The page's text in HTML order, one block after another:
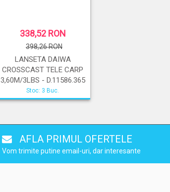
338,52 RON
398,26 RON
LANSETA DAIWA
CROSSCAST TELE CARP
3,60M/3LBS - D.11586.365
Stoc: 3 Buc.
AFLA PRIMUL OFERTELE
Vom trimite putine email-uri, dar interesante